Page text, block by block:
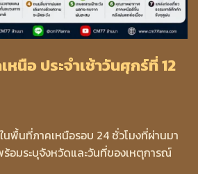
หนือ ประจำเช้าวันศุกร์ที่ 12
พื้นที่ภาคเหนือรอบ 24 ชั่วโมงที่ผ่านมา
อมระบุจังหวัดและวันที่ของเหตุการณ์